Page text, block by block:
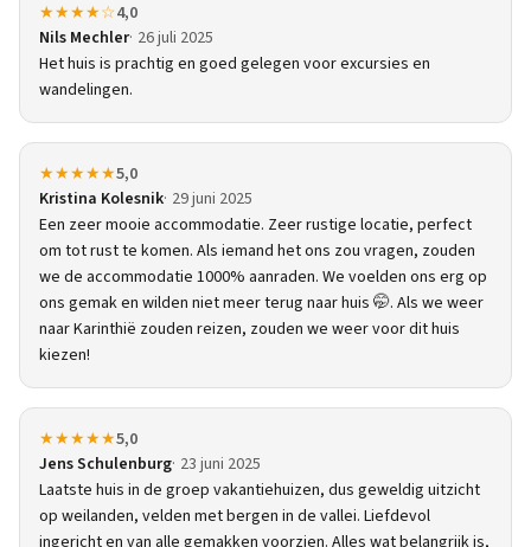
★★★★☆4,0
Nils Mechler 26 juli 2025
Het huis is prachtig en goed gelegen voor excursies en
wandelingen.
★★★★★5,0
Kristina Kolesnik 29 juni 2025
Een zeer mooie accommodatie. Zeer rustige locatie, perfect
om tot rust te komen. Als iemand het ons zou vragen, zouden
we de accommodatie 1000% aanraden. We voelden ons erg op
ons gemak en wilden niet meer terug naar huis 🤭. Als we weer
naar Karinthië zouden reizen, zouden we weer voor dit huis
kiezen!
★★★★★5,0
Jens Schulenburg 23 juni 2025
Laatste huis in de groep vakantiehuizen, dus geweldig uitzicht
op weilanden, velden met bergen in de vallei. Liefdevol
ingericht en van alle gemakken voorzien. Alles wat belangrijk is,